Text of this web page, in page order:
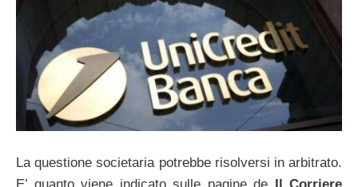
La questione societaria potrebbe risolversi in arbitrato.